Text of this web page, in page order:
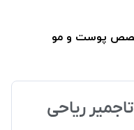
پوست و مو
ریاحی